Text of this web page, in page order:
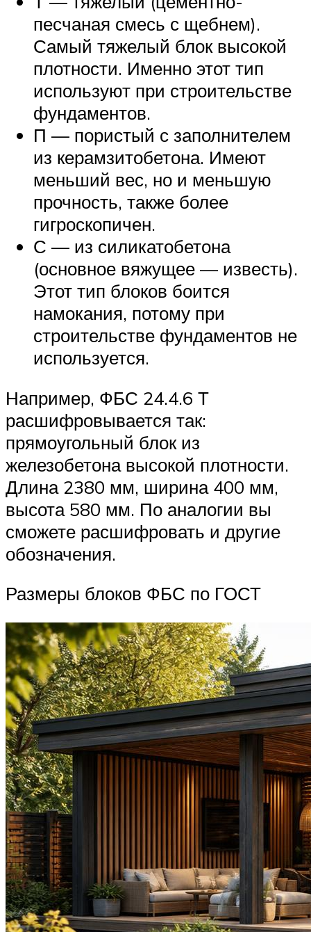
песчаная смесь с щебнем).
Самый тяжелый блок высокой
плотности. Именно этот тип
используют при строительстве
фундаментов.
П — пористый с заполнителем
из керамзитобетона. Имеют
меньший вес, но и меньшую
прочность, также более
гигроскопичен.
С — из силикатобетона
(основное вяжущее — известь).
Этот тип блоков боится
намокания, потому при
строительстве фундаментов не
используется.
Например, ФБС 24.4.6 Т
расшифровывается так:
прямоугольный блок из
железобетона высокой плотности.
Длина 2380 мм, ширина 400 мм,
высота 580 мм. По аналогии вы
сможете расшифровать и другие
обозначения.
Размеры блоков ФБС по ГОСТ